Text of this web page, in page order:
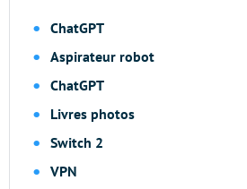
ChatGPT
Aspirateur robot
ChatGPT
Livres photos
Switch 2
VPN